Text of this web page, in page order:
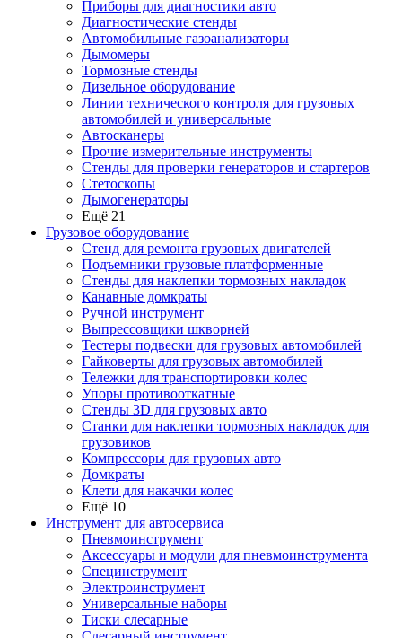
Приборы для диагностики авто
Диагностические стенды
Автомобильные газоанализаторы
Дымомеры
Тормозные стенды
Дизельное оборудование
Линии технического контроля для грузовых
автомобилей и универсальные
Автосканеры
Прочие измерительные инструменты
Стенды для проверки генераторов и стартеров
Стетоскопы
Дымогенераторы
Ещё 21
Грузовое оборудование
Стенд для ремонта грузовых двигателей
Подъемники грузовые платформенные
Стенды для наклепки тормозных накладок
Канавные домкраты
Ручной инструмент
Выпрессовщики шкворней
Тестеры подвески для грузовых автомобилей
Гайковерты для грузовых автомобилей
Тележки для транспортировки колес
Упоры противооткатные
Стенды 3D для грузовых авто
Станки для наклепки тормозных накладок для
грузовиков
Компрессоры для грузовых авто
Домкраты
Клети для накачки колес
Ещё 10
Инструмент для автосервиса
Пневмоинструмент
Аксессуары и модули для пневмоинструмента
Специнструмент
Электроинструмент
Универсальные наборы
Тиски слесарные